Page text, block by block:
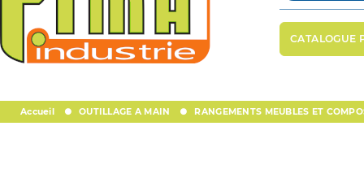
CATALOGUE
Accueil OUTILLAGE A MAIN RANGEMENTS MEUBLES ET